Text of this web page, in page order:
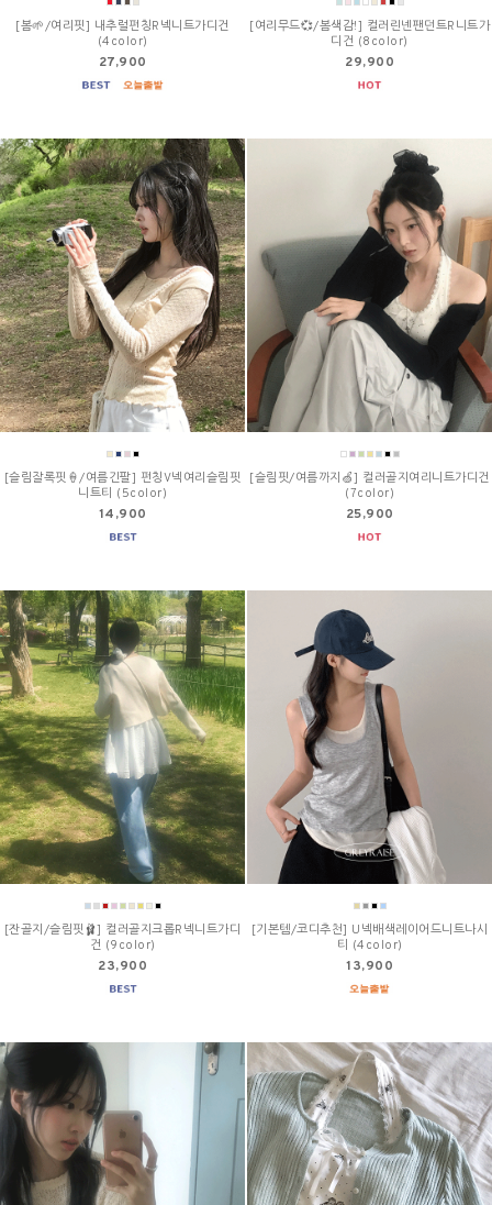
[봄🌱/여리핏] 내추럴펀칭R넥니트가디건
(4color)
27,900
[여리무드💞/봄색감!] 컬러린넨팬던트R니트가
디건 (8color)
29,900
[슬림잘록핏🍦/여름긴팔] 펀칭V넥여리슬림핏
니트티 (5color)
14,900
[슬림핏/여름까지🍏] 컬러골지여리니트가디건
(7color)
25,900
[잔골지/슬림핏🩰] 컬러골지크롭R넥니트가디
건 (9color)
23,900
[기본템/코디추천] U넥배색레이어드니트나시
티 (4color)
13,900